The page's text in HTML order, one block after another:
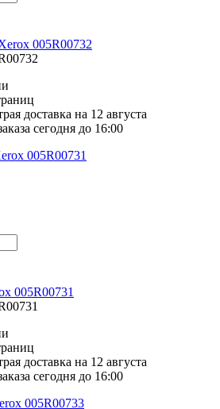
005R00732
доставка на 12 августа
сегодня до 16:00
005R00731
доставка на 12 августа
сегодня до 16:00